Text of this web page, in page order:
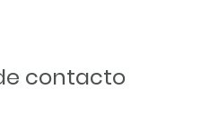
contacto